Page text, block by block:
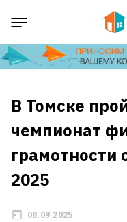
В Томске
чемпионат
грамотности
2025
08.09.2025